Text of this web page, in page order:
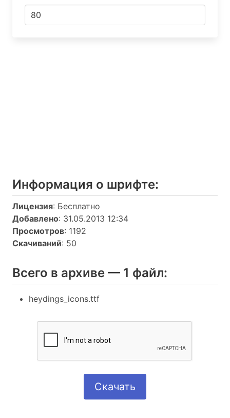
Информация о шрифтe:
Лицензия: Бесплатно
Добавлено: 31.05.2013 12:34
Просмотров: 1192
Скачиваний: 50
Всего в архиве — 1 файл:
heydings_icons.ttf
Скачать